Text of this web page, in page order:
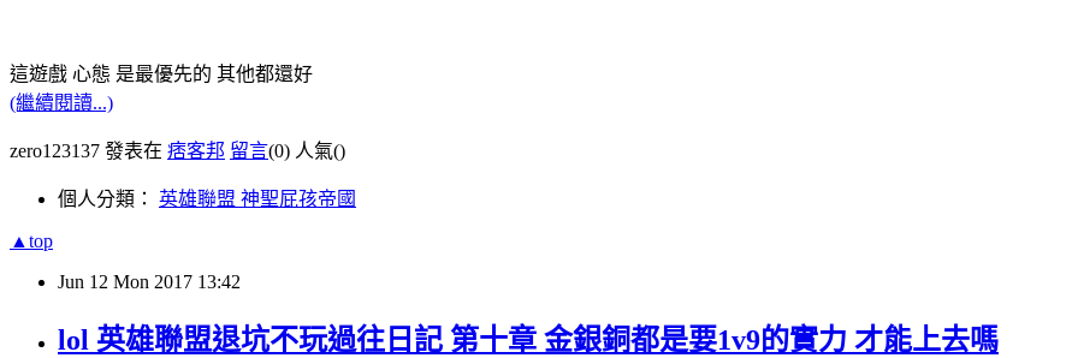
這遊戲 心態 是最優先的 其他都還好
(繼續閱讀...)
zero123137 發表在 痞客邦 留言(0) 人氣()
個人分類： 英雄聯盟 神聖屁孩帝國
▲top
Jun 12 Mon 2017 13:42
lol 英雄聯盟退坑不玩過往日記 第十章 金銀銅都是要1v9的實力 才能上去嗎